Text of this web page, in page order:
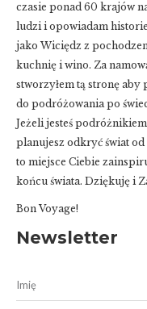
czasie ponad 60 krajów
ludzi i opowiadam
jako Wiciędz z
kuchnię i wino. Za
stworzyłem tą stronę aby
do podróżowania po
Jeżeli jesteś
planujesz odkryć świat od
to miejsce Ciebie
końcu świata. Dziękuję i
Bon Voyage!
Newsletter